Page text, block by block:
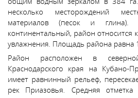
несколько месторождений
материалов (песок и глина).
континентальный, район относится
увлажнения. Площадь района равна
Район расположен в
Краснодарского края на Кубано-
имеет равнинный рельеф,
рек Приазовья. Средняя